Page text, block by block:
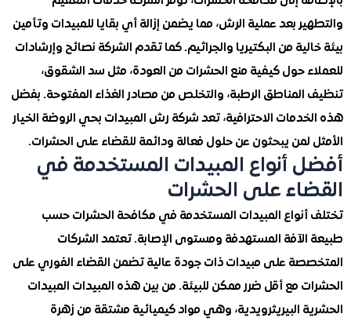
بعد عملية الرش، مما يضمن إزالة أي بقايا للمبيدات وتأمين
من البكتيريا والجراثيم. كما تقدم الشركة نصائح وإرشادات
حول كيفية منع الحشرات من العودة، مثل سد الشقوق،
الرطبة، والتخلص من مصادر الغذاء المفتوحة. بفضل
الاحترافية، تعد شركة رش المبيدات بحي الروضة الخيار
لمن يبحثون عن حلول فعالة ودائمة للقضاء على الحشرات.
أنواع المبيدات المستخدمة في
على الحشرات
المبيدات المستخدمة في مكافحة الحشرات حسب
المستهدفة ومستوى الإصابة. تعتمد الشركات
على مبيدات ذات جودة عالية تضمن القضاء الفوري على
مع أقل ضرر ممكن للبيئة. من بين هذه المبيدات المبيدات
البيريثرويدية، وهي مواد كيميائية مشتقة من زهرة